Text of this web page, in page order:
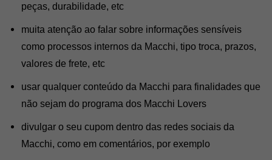
peças, durabilidade, etc
muita atenção ao falar sobre informações sensíveis
como processos internos da Macchi, tipo troca, prazos,
valores de frete, etc
usar qualquer conteúdo da Macchi para finalidades que
não sejam do programa dos Macchi Lovers
divulgar o seu cupom dentro das redes sociais da
Macchi, como em comentários, por exemplo